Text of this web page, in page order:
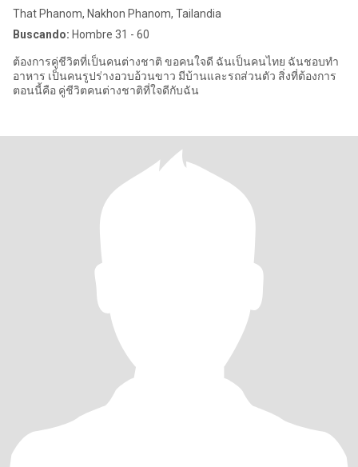
That Phanom, Nakhon Phanom, Tailandia
Buscando: Hombre 31 - 60
ต้องการคู่ชีวิตที่เป็นคนต่างชาติ ขอคนใจดี ฉันเป็นคนไทย ฉันชอบทำ
อาหาร เป็นคนรูปร่างอวบอ้วนขาว มีบ้านและรถส่วนตัว สิ่งที่ต้องการ
ตอนนี้คือ คู่ชีวิตคนต่างชาติที่ใจดีกับฉัน